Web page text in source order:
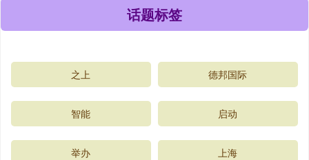
话题标签
之上 德邦国际
智能 启动
举办 上海